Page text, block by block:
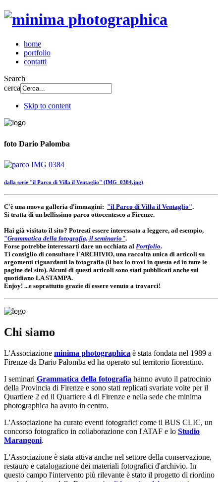
home
portfolio
contatti
Search
cerca
Skip to content
foto Dario Palomba
dalla serie "il Parco di Villa il Ventaglio" (IMG_0384.jpg)
C'è una nuova galleria d'immagini: "il Parco di Villa il Ventaglio".
Si tratta di un bellissimo parco ottocentesco a Firenze.
Hai già visitato il sito? Potresti essere interessato a leggere, ad esempio,
"Grammatica della fotografia, il seminario".
Forse potrebbe interessarti dare un occhiata al Portfolio.
Ti consiglio di consultare l'ARCHIVIO, una raccolta unica di articoli su
argomenti riguardanti la fotografia (il box lo trovi in questa ed in tutte le
pagine del sito). Alcuni di questi articoli sono stati pubblicati anche sul
quotidiano LA STAMPA.
Enjoy! ...e soprattutto grazie di essere venuto a trovarci!
Chi siamo
L'Associazione minima photographica è stata fondata nel 1989 a
Firenze da Dario Palomba ed ha operato sul territorio fiorentino.
I seminari Grammatica della fotografia hanno avuto il patrocinio
della Provincia di Firenze e sono stati replicati svariate volte per il
Quartiere 2 ed il Quartiere 4 di Firenze e nella sede che minima
photographica ha avuto in centro.
L'Associazione ha curato eventi fotografici come il BUS CLIC, un
concorso fotografico in collaborazione con l'ATAF e lo Studio
Marangoni.
L'Associazione è stata attiva anche nel settore della conservazione,
restauro e catalogazione dei materiali fotografici d'archivio. In
questo campo l'intervento più rilevante è stato il progetto di riordino